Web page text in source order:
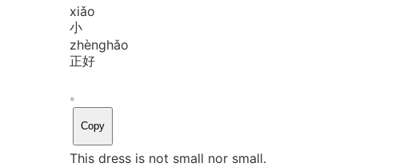
xiǎo
小
zhènghǎo
正好
。
Copy
This dress is not small nor small.